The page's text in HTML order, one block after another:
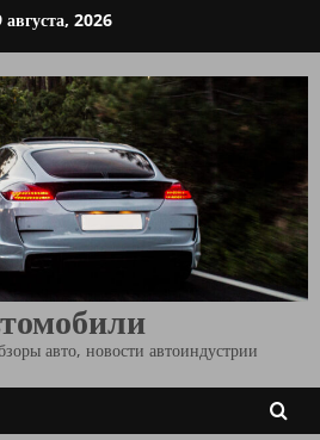
августа, 2026
авто, новости автоиндустрии